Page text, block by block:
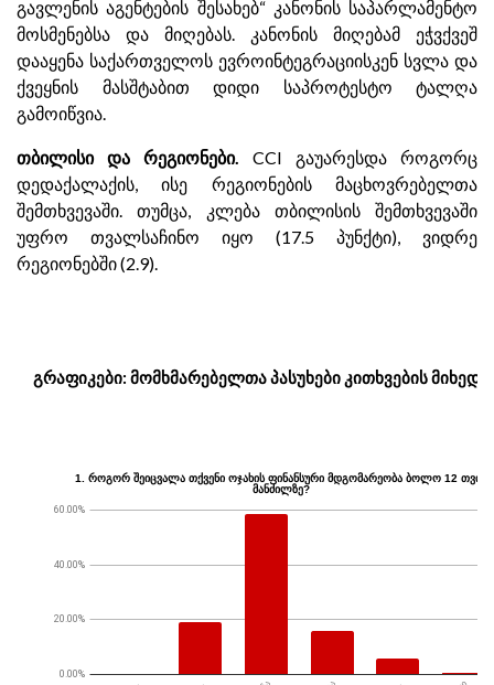
გავლენის აგენტების შესახებ“ კანონის საპარლამენტო
მოსმენებსა და მიღებას. კანონის მიღებამ ეჭვქვეშ
დააყენა საქართველოს ევროინტეგრაციისკენ სვლა და
ქვეყნის მასშტაბით დიდი საპროტესტო ტალღა
გამოიწვია.
თბილისი და რეგიონები. CCI გაუარესდა როგორც
დედაქალაქის, ისე რეგიონების მაცხოვრებელთა
შემთხვევაში. თუმცა, კლება თბილისის შემთხვევაში
უფრო თვალსაჩინო იყო (17.5 პუნქტი), ვიდრე
რეგიონებში (2.9).
გრაფიკები: მომხმარებელთა პასუხები კითხვების